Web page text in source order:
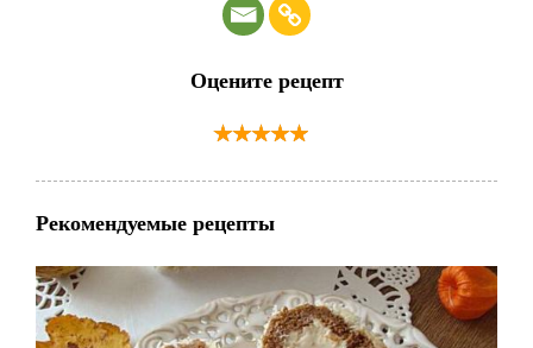
Оцените рецепт
Рекомендуемые рецепты